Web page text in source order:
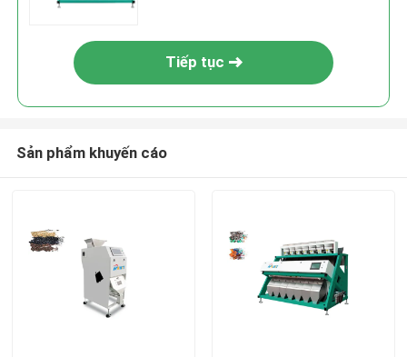
Tiếp tục
Sản phẩm khuyến cáo